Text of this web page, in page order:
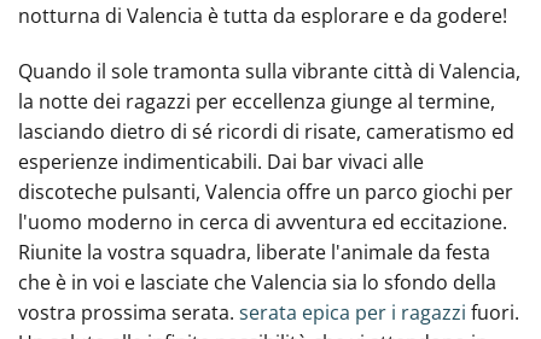
notturna di Valencia è tutta da esplorare e da godere!
Quando il sole tramonta sulla vibrante città di Valencia,
la notte dei ragazzi per eccellenza giunge al termine,
lasciando dietro di sé ricordi di risate, cameratismo ed
esperienze indimenticabili. Dai bar vivaci alle
discoteche pulsanti, Valencia offre un parco giochi per
l'uomo moderno in cerca di avventura ed eccitazione.
Riunite la vostra squadra, liberate l'animale da festa
che è in voi e lasciate che Valencia sia lo sfondo della
vostra prossima serata. serata epica per i ragazzi fuori.